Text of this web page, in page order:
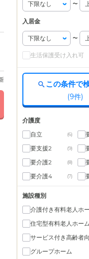
〜
入居金
〜
生活保護受け入れ可
この条件で
(9件)
介護度
自立
(6)
要支援2 (9)
要介護2 (8)
要介護4 (7)
施設種別
介護付き有料老人ホ
住宅型有料老人ホーム
サービス付き高齢者
グループホーム